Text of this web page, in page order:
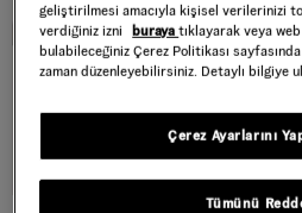
geliştirilmesi amacıyla kişisel verilerinizi
verdiğiniz izni
burayatıklayarak veya
bulabileceğiniz Çerez Politikası
zaman düzenleyebilirsiniz. Detaylı bilgiye
Tümünü
Çerez Ayarlarını